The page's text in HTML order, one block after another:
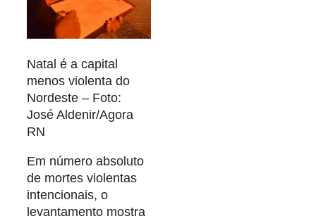
Natal é a capital
menos violenta do
Nordeste – Foto:
José Aldenir/Agora
RN
Em número absoluto
de mortes violentas
intencionais, o
levantamento mostra